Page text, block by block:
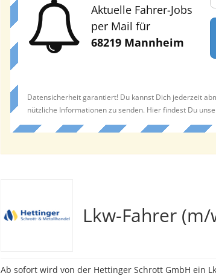
Aktuelle Fahrer-Jobs
per Mail für
68219 Mannheim
Datensicherheit garantiert! Du kannst Dich jederzeit
nützliche Informationen zu senden. Hier findest Du
Lkw-Fahrer
Ab sofort wird von der Hettinger Schrott GmbH ein